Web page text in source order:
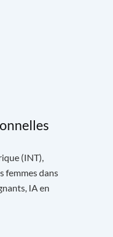
(INT),
femmes dans
IA en